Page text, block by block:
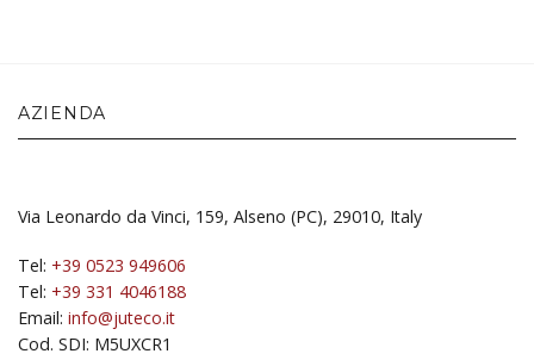
AZIENDA
Via Leonardo da Vinci, 159, Alseno (PC), 29010, Italy
Tel: +39 0523 949606
Tel: +39 331 4046188
Email: info@juteco.it
Cod. SDI: M5UXCR1